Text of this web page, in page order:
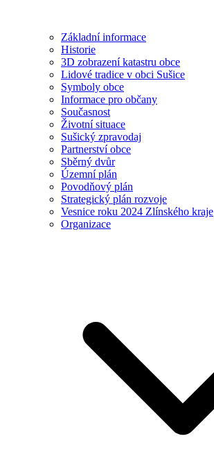
Základní informace
Historie
3D zobrazení katastru obce
Lidové tradice v obci Sušice
Symboly obce
Informace pro občany
Současnost
Životní situace
Sušický zpravodaj
Partnerství obce
Sběrný dvůr
Územní plán
Povodňový plán
Strategický plán rozvoje
Vesnice roku 2024 Zlínského kraje
Organizace